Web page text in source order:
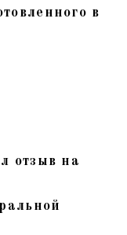
в
отзыв на